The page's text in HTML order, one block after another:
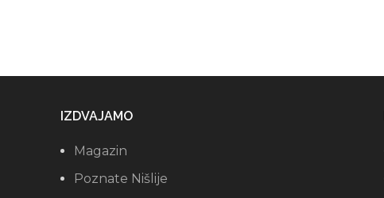
IZDVAJAMO
Magazin
Poznate Nišlije